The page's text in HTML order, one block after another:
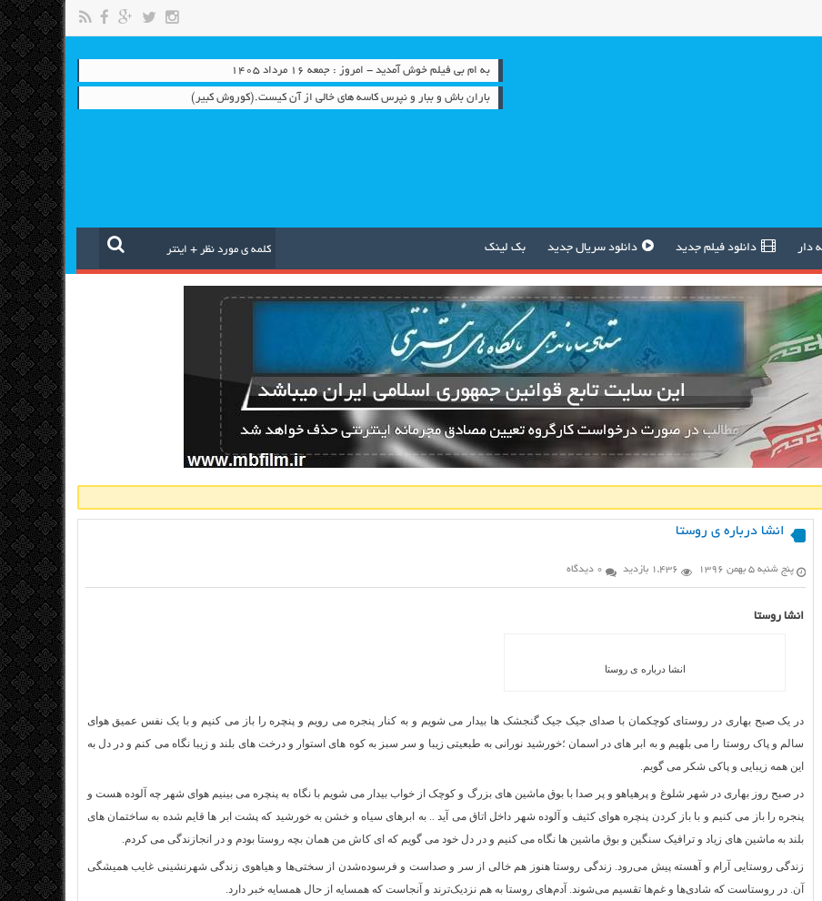
به ام بی فیلم خوش آمدید - امروز : جمعه ۱۶ مرداد ۱۴۰۵
باران باش و ببار و نپرس کاسه های خالی از آن کیست.(کوروش کبیر)
دار دانلود فیلم جدید دانلود سریال جدید بک لینک
انشا درباره ی روستا
پنج شنبه ۵ بهمن ۱۳۹۶ 1,436 بازدید 0 دیدگاه
انشا روستا
انشا درباره ی روستا
در یک صبح بهاری در روستای کوچکمان با صدای جیک جیک گنجشک ها بیدار می شویم و به کنار پنجره می رویم و پنچره را باز می کنیم و با یک نفس عمیق هوای
سالم و پاک روستا را می بلهیم و به ابر های در اسمان ؛خورشید نورانی به طبعیتی زیبا و سر سبز به کوه های استوار و درخت های بلند و زیبا نگاه می کنم و در دل به
این همه زیبایی و پاکی شکر می گویم.
در صبح روز بهاری در شهر شلوغ و پرهیاهو و پر صدا با بوق ماشین های بزرگ و کوچک از خواب بیدار می شویم با نگاه به پنچره می بینیم هوای شهر چه آلوده هست و
پنجره را باز می کنیم و با باز کردن پنچره هوای کثیف و آلوده شهر داخل اتاق می آید .. به ابرهای سیاه و خشن به خورشید که پشت ابر ها قایم شده به ساختمان های
بلند به ماشین های زیاد و ترافیک سنگین و بوق ماشین ها نگاه می کنیم و در دل خود می گویم که ای کاش من همان بچه روستا بودم و در انجازندگی می کردم.
زندگی روستایی آرام و آهسته پیش می‌رود. زندگی روستا هنوز هم خالی از سر و صداست و فرسوده‌شدن از سختی‌ها و هیاهوی زندگی شهرنشینی غایب همیشگی
آن. در روستاست که شادی‌ها و غم‌ها تقسیم می‌شوند. آدم‌های روستا به هم نزدیک‌ترند و آنجاست که همسایه از حال همسایه خبر دارد.